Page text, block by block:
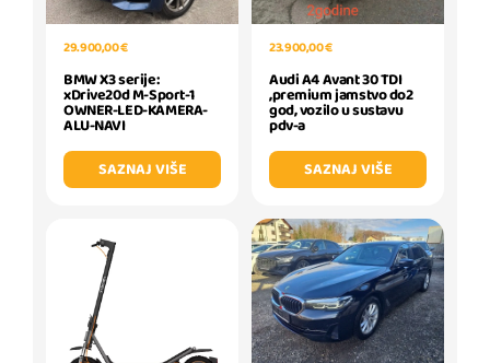
29.900,00 €
BMW X3 serije:
xDrive20d M-Sport-1
OWNER-LED-KAMERA-
ALU-NAVI
SAZNAJ VIŠE
23.900,00 €
Audi A4 Avant 30 TDI
,premium jamstvo do2
god, vozilo u sustavu
pdv-a
SAZNAJ VIŠE